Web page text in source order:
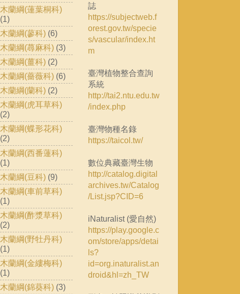
木蘭綱(蓮葉桐科)
(1)
木蘭綱(蓼科) (6)
木蘭綱(蕁麻科) (3)
木蘭綱(薑科) (2)
木蘭綱(薔薇科) (6)
木蘭綱(蘭科) (2)
木蘭綱(虎耳草科)
(2)
木蘭綱(蝶形花科)
(2)
木蘭綱(西番蓮科)
(1)
木蘭綱(豆科) (9)
木蘭綱(車前草科)
(1)
木蘭綱(酢漿草科)
(2)
木蘭綱(野牡丹科)
(1)
木蘭綱(金縷梅科)
(1)
木蘭綱(錦葵科) (3)
誌
https://subjectweb.f
orest.gov.tw/specie
s/vascular/index.ht
m
臺灣植物整合查詢
系統
http://tai2.ntu.edu.tw
/index.php
臺灣物種名錄
https://taicol.tw/
數位典藏臺灣生物
http://catalog.digital
archives.tw/Catalog
/List.jsp?CID=6
iNaturalist (愛自然)
https://play.google.c
om/store/apps/detai
ls?
id=org.inaturalist.an
droid&hl=zh_TW